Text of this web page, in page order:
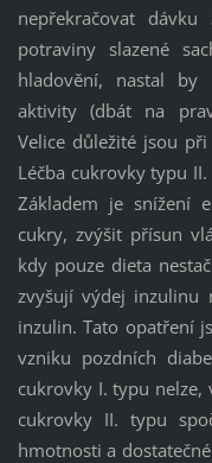
nepřekračovat
potraviny slazené
hladovění, nastal by
aktivity (dbát na
Velice důležité jsou
Léčba cukrovky typu
Základem je snížení
cukry, zvýšit přísun
kdy pouze dieta
zvyšují výdej inzulinu
inzulin. Tato opatření
vzniku pozdních
cukrovky I. typu nelze,
cukrovky II. typu
hmotnosti a